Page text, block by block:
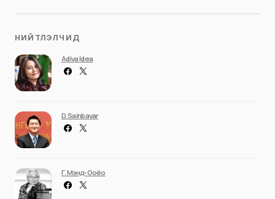
НИЙТЛЭЛЧИД
Adiya Idea
D. Sainbayar
Г. Мэнд-Ооёо